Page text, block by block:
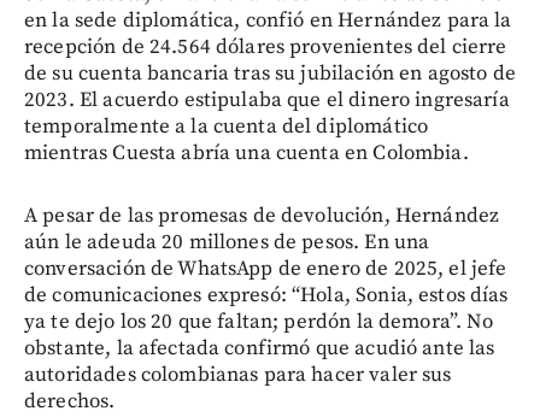
en la sede diplomática, confió en Hernández para la
recepción de 24.564 dólares provenientes del cierre
de su cuenta bancaria tras su jubilación en agosto de
2023. El acuerdo estipulaba que el dinero ingresaría
temporalmente a la cuenta del diplomático
mientras Cuesta abría una cuenta en Colombia.
A pesar de las promesas de devolución, Hernández
aún le adeuda 20 millones de pesos. En una
conversación de WhatsApp de enero de 2025, el jefe
de comunicaciones expresó: “Hola, Sonia, estos días
ya te dejo los 20 que faltan; perdón la demora”. No
obstante, la afectada confirmó que acudió ante las
autoridades colombianas para hacer valer sus
derechos.